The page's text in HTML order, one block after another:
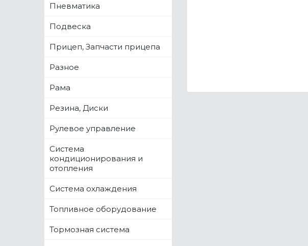
Пневматика
Подвеска
Прицеп, Запчасти прицепа
Разное
Рама
Резина, Диски
Рулевое управление
Система
кондиционирования и
отопления
Система охлаждения
Топливное оборудование
Тормозная система